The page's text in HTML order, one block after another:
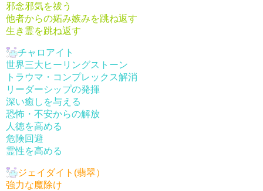
邪念邪気を祓う
他者からの妬み嫉みを跳ね返す
生き霊を跳ね返す
チャロアイト
世界三大ヒーリングストーン
トラウマ・コンプレックス解消
リーダーシップの発揮
深い癒しを与える
恐怖・不安からの解放
人徳を高める
危険回避
霊性を高める
ジェイダイト(翡翠）
強力な魔除け